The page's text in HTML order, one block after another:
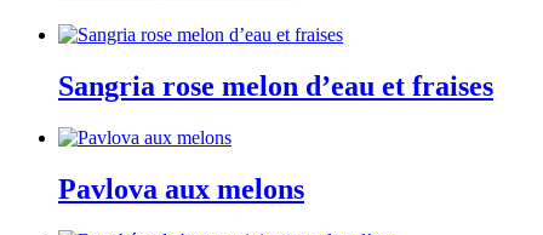
Sangria rose melon d’eau et fraises
Pavlova aux melons